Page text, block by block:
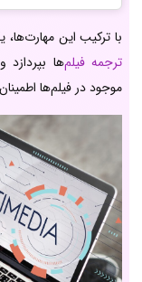
با ترکیب این
ترجمه فیلم‌ها
موجود در فیلم‌ها